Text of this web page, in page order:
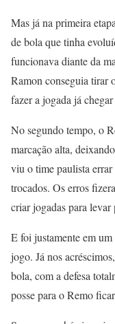
Mas já na primeira
de bola que tinha
funcionava diante da
Ramon conseguia tirar
fazer a jogada já
No segundo tempo, o
marcação alta,
viu o time paulista
trocados. Os erros
criar jogadas para
E foi justamente em
jogo. Já nos
bola, com a defesa
posse para o Remo